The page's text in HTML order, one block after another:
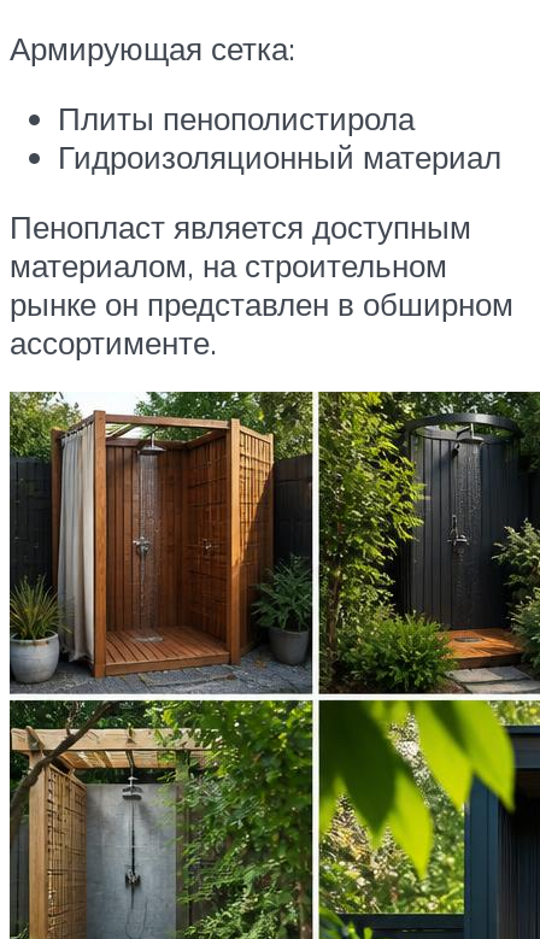
Армирующая сетка:
Плиты пенополистирола
Гидроизоляционный материал
Пенопласт является доступным
материалом, на строительном
рынке он представлен в обширном
ассортименте.